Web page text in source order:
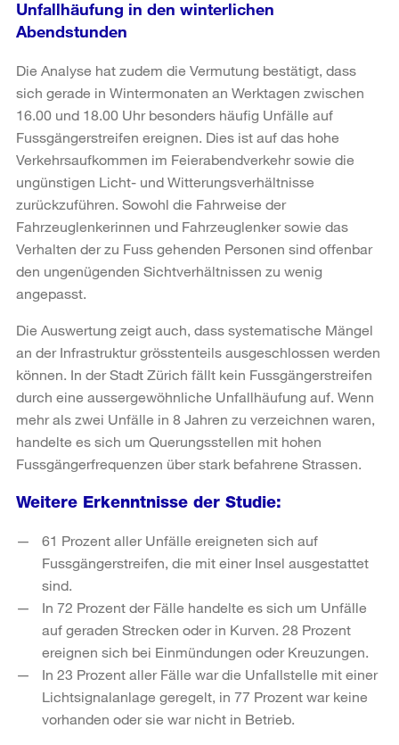
Unfallhäufung in den winterlichen
Abendstunden
Die Analyse hat zudem die Vermutung bestätigt, dass
sich gerade in Wintermonaten an Werktagen zwischen
16.00 und 18.00 Uhr besonders häufig Unfälle auf
Fussgängerstreifen ereignen. Dies ist auf das hohe
Verkehrsaufkommen im Feierabendverkehr sowie die
ungünstigen Licht- und Witterungsverhältnisse
zurückzuführen. Sowohl die Fahrweise der
Fahrzeuglenkerinnen und Fahrzeuglenker sowie das
Verhalten der zu Fuss gehenden Personen sind offenbar
den ungenügenden Sichtverhältnissen zu wenig
angepasst.
Die Auswertung zeigt auch, dass systematische Mängel
an der Infrastruktur grösstenteils ausgeschlossen werden
können. In der Stadt Zürich fällt kein Fussgängerstreifen
durch eine aussergewöhnliche Unfallhäufung auf. Wenn
mehr als zwei Unfälle in 8 Jahren zu verzeichnen waren,
handelte es sich um Querungsstellen mit hohen
Fussgängerfrequenzen über stark befahrene Strassen.
Weitere Erkenntnisse der Studie:
61 Prozent aller Unfälle ereigneten sich auf
Fussgängerstreifen, die mit einer Insel ausgestattet
sind.
In 72 Prozent der Fälle handelte es sich um Unfälle
auf geraden Strecken oder in Kurven. 28 Prozent
ereignen sich bei Einmündungen oder Kreuzungen.
In 23 Prozent aller Fälle war die Unfallstelle mit einer
Lichtsignalanlage geregelt, in 77 Prozent war keine
vorhanden oder sie war nicht in Betrieb.